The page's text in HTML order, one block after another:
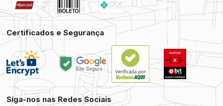
Certificados e Segurança
Síga-nos nas Redes Sociais